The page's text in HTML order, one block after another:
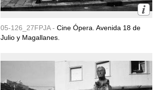
05-126_27FPJA - Cine Ópera. Avenida 18 de
Julio y Magallanes.